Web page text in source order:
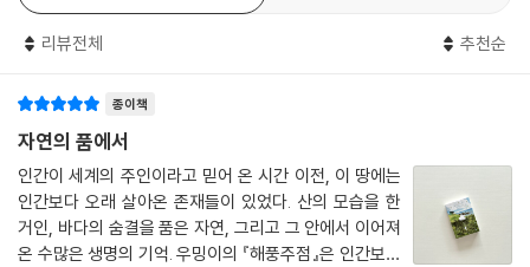
을 알 수가 없었다. 그저 일상적인 시위일 뿐이었다. 투누흐는 용달 짐칸에
선 아러의 목소리가 평소와 다르다는 걸 눈치챘다. 약간 격앙되어 미세하
었다. 아니, 한 바퀴 한 바퀴 돌 때마다 점점 줄어들었다.
(…)
아무도 이런 장면을 예상하지 못했다. 아러는 속으로 생각했다. ‘우리’는 고
작 셋뿐이고, 그중 한 사람은 무슨 일이 벌어지는지도 모른 채 조수석에 앉
아 있는 우민이다. 게다가 산도를 가진 사람은 투누흐 하나뿐이다. 이것은
초라한 숫자일까, 아니면 아주 큰 숫자일까?
그러나 끝내 그들의 약속은 지켜지지 못한다. 해풍촌 사람들의 보살핌을
년은 고향 어른들 손에 이끌려 해풍촌으로 돌아온다. 둘은 서로를 향한 미
안함과 고마움, 그리움을 간직한 채 각자의 자리에서 삶을 이어간다.
그렇게 세월이 흘러 어른이 된 수쯔가 다시 해풍촌을 찾는다. 이번에는 자
신의 어린 딸 ‘샤오어우’와 함께. 딸의 손을 잡고 내린 기차역 앞에서 그는
어린 시절 모습을 그대로 간직한 투누흐를 발견한다.
리뷰전체 추천순
종이책
자연의 품에서
인간이 세계의 주인이라고 믿어 온 시간 이전, 이 땅에는
인간보다 오래 살아온 존재들이 있었다. 산의 모습을 한
거인, 바다의 숨결을 품은 자연, 그리고 그 안에서 이어져
온 수많은 생명의 기억. 우밍이의 『해풍주점』은 인간보다